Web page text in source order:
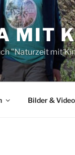
MIT
"Naturzeit mit
Bilder &